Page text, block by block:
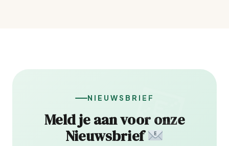
NIEUWSBRIEF
Meld je aan voor onze
Nieuwsbrief